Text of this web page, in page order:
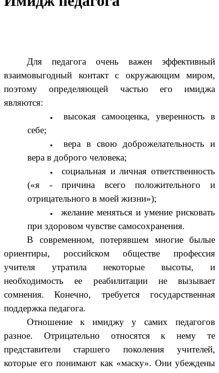
Для педагога очень важен эффективный
взаимовыгодный контакт с окружающим миром,
поэтому определяющей частью его имиджа
являются:
высокая самооценка, уверенность в
себе;
вера в свою доброжелательность и
вера в доброго человека;
социальная и личная ответственность
(«я - причина всего положительного и
отрицательного в моей жизни»);
желание меняться и умение рисковать
при здоровом чувстве самосохранения.
В современном, потерявшем многие былые
ориентиры, российском обществе профессия
учителя утратила некоторые высоты, и
необходимость ее реабилитации не вызывает
сомнения. Конечно, требуется государственная
поддержка педагога.
Отношение к имиджу у самих педагогов
разное. Отрицательно относятся к нему те
представители старшего поколения учителей,
которые его понимают как «маску». Они убеждены